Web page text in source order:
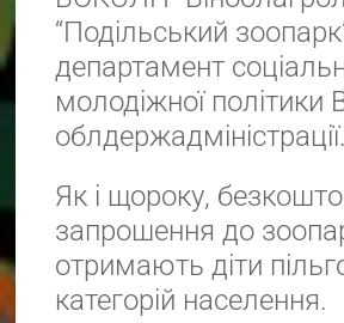
“Подільський
департамент
молодіжної політики
облдержадміністрації.
Як і щороку,
запрошення до
отримають діти
категорій населення.